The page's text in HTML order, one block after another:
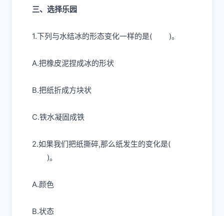
三、选择乐园
1.下列与水结冰的形态变化一样的是( )。
A.把橡皮泥捏成冰的形状
B.把纸折成方块状
C.铁水凝固成铁
2.如果我们把纸撕碎,那么纸发生的变化是(
)。
A.颜色
B.状态